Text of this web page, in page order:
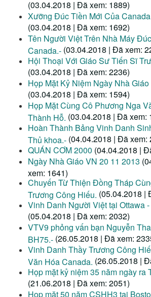
(03.04.2018 | Đã xem: 1889)
Xưỡng Đúc Tiền Mới Của
(03.04.2018 | Đã xem: 1692)
Tên Người Việt Trên Nhà Máy
Canada.- (03.04.2018 | Đã xem:
Hội Thoại Với Giáo Sư Tiến Sĩ
(03.04.2018 | Đã xem: 2236)
Họp Mặt Kỷ Niệm Ngày Nhà
(03.04.2018 | Đã xem: 1594)
Họp Mặt Cùng Cô Phương Nga
Thành Hỗ. (03.04.2018 | Đã xem:
Hoàn Thành Bảng Vinh Danh
Thủ khoa.- (04.04.2018 | Đã xem:
QUÁN CƠM 2000 (04.04.2018 |
Ngày Nhà Giáo VN 20 11 2013
xem: 1641)
Chuyến Từ Thiện Đồng Tháp
Trương Công Hiếu. (05.04.2018 |
Vinh Danh Người Việt tại Ottawa
(05.04.2018 | Đã xem: 2032)
VTV9 phỏng vấn bạn Nguyễn
BH75.- (26.05.2018 | Đã xem:
Vinh Danh Thầy Trương Công
Văn Hóa Canada. (26.05.2018 |
Họp mặt kỷ niệm 35 năm ngày ra
(21.06.2018 | Đã xem: 2051)
Họp mặt 50 năm CSHH3 tại